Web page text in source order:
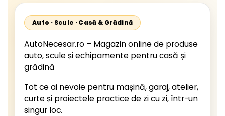
Auto · Scule · Casă & Grădină
AutoNecesar.ro – Magazin online de produse
auto, scule și echipamente pentru casă și
grădină
Tot ce ai nevoie pentru mașină, garaj, atelier,
curte și proiectele practice de zi cu zi, într-un
singur loc.